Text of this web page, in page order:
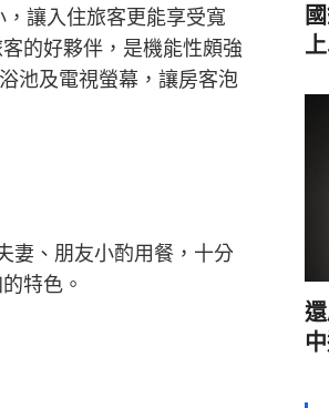
讓入住旅客更能享受寬
的好夥伴，是機能性頗強
池及電視螢幕，讓房客泡
妻、朋友小酌用餐，十分
特色。